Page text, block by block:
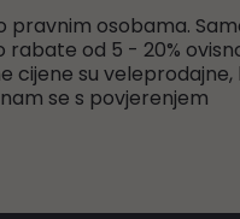
pravnim osobama.
od 5 - 20%
cijene su veleprodajne,
se s povjerenjem